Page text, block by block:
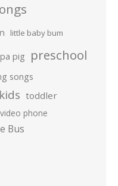
little baby bum
pig preschool
songs
toddler
video phone
Bus